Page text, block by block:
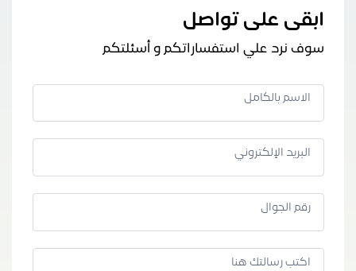
ابقى على تواصل
سوف نرد علي استفساراتكم و أسئلتكم
الاسم بالكامل
البريد الإلكتروني
رقم الجوال
اكتب رسالتك هنا